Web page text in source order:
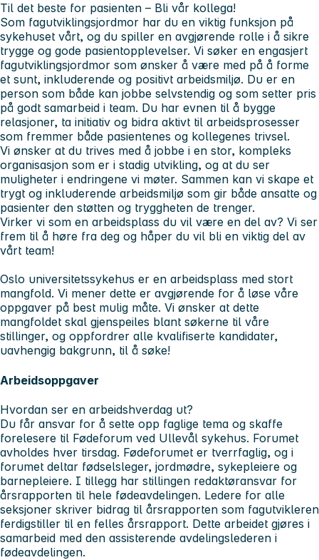
Til det beste for pasienten – Bli vår kollega!
Som fagutviklingsjordmor har du en viktig funksjon på
sykehuset vårt, og du spiller en avgjørende rolle i å sikre
trygge og gode pasientopplevelser. Vi søker en engasjert
fagutviklingsjordmor som ønsker å være med på å forme
et sunt, inkluderende og positivt arbeidsmiljø. Du er en
person som både kan jobbe selvstendig og som setter pris
på godt samarbeid i team. Du har evnen til å bygge
relasjoner, ta initiativ og bidra aktivt til arbeidsprosesser
som fremmer både pasientenes og kollegenes trivsel.
Vi ønsker at du trives med å jobbe i en stor, kompleks
organisasjon som er i stadig utvikling, og at du ser
muligheter i endringene vi møter. Sammen kan vi skape et
trygt og inkluderende arbeidsmiljø som gir både ansatte og
pasienter den støtten og tryggheten de trenger.
Virker vi som en arbeidsplass du vil være en del av? Vi ser
frem til å høre fra deg og håper du vil bli en viktig del av
vårt team!
Oslo universitetssykehus er en arbeidsplass med stort
mangfold. Vi mener dette er avgjørende for å løse våre
oppgaver på best mulig måte. Vi ønsker at dette
mangfoldet skal gjenspeiles blant søkerne til våre
stillinger, og oppfordrer alle kvalifiserte kandidater,
uavhengig bakgrunn, til å søke!
Arbeidsoppgaver
Hvordan ser en arbeidshverdag ut?
Du får ansvar for å sette opp faglige tema og skaffe
forelesere til Fødeforum ved Ullevål sykehus. Forumet
avholdes hver tirsdag. Fødeforumet er tverrfaglig, og i
forumet deltar fødselsleger, jordmødre, sykepleiere og
barnepleiere. I tillegg har stillingen redaktøransvar for
årsrapporten til hele fødeavdelingen. Ledere for alle
seksjoner skriver bidrag til årsrapporten som fagutvikleren
ferdigstiller til en felles årsrapport. Dette arbeidet gjøres i
samarbeid med den assisterende avdelingslederen i
fødeavdelingen.